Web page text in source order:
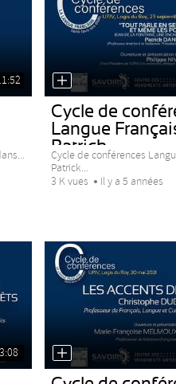
Cycle de
Langue
Patrick...
Cycle de conférences
Patrick...
3 K vues
Il y a 5 années